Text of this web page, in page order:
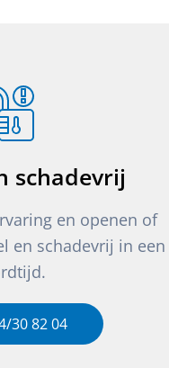
schadevrij
en openen of
en schadevrij in een
30 82 04